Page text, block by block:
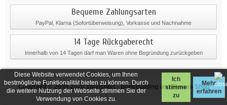
Diese Website verwendet Cookies, um Ihnen
bestmögliche Funktionalität bieten zu können. Durch
die weitere Nutzung der Webseite stimmen Sie der
Verwendung von Cookies zu.
Ich
stimme
zu
Mehr
erfahren
Bequeme Zahlungsarten
PayPal, Klarna (Sofortüberweisung), Vorkasse und Nachnahme
14 Tage Rückgaberecht
Innerhalb von 14 Tagen darf man Waren ohne Begründung zurückgeben
Copyright © 2009-2020steelsport- Bodybuilding und Fitness Shop